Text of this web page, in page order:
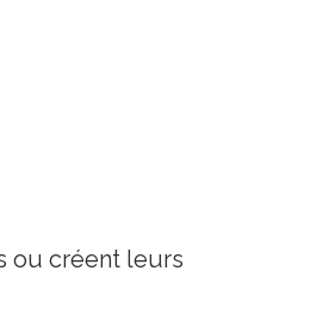
ou créent leurs